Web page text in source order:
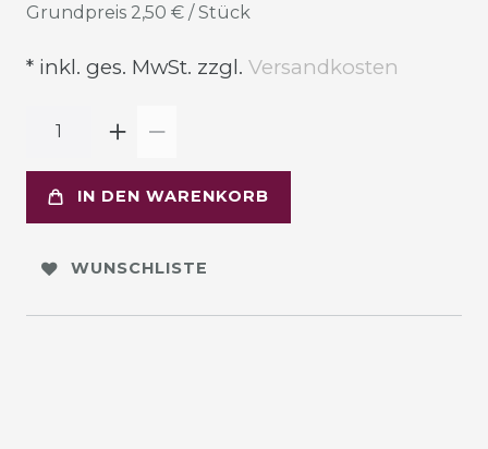
Grundpreis 2,50 € / Stück
* inkl. ges. MwSt. zzgl. Versandkosten
IN DEN WARENKORB
WUNSCHLISTE